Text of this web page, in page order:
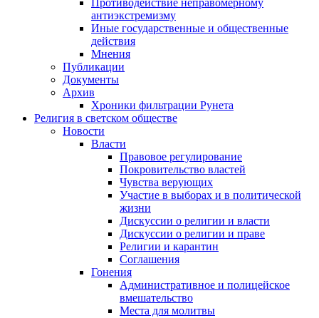
Противодействие неправомерному
антиэкстремизму
Иные государственные и общественные
действия
Мнения
Публикации
Документы
Архив
Хроники фильтрации Рунета
Религия в светском обществе
Новости
Власти
Правовое регулирование
Покровительство властей
Чувства верующих
Участие в выборах и в политической
жизни
Дискуссии о религии и власти
Дискуссии о религии и праве
Религии и карантин
Соглашения
Гонения
Административное и полицейское
вмешательство
Места для молитвы